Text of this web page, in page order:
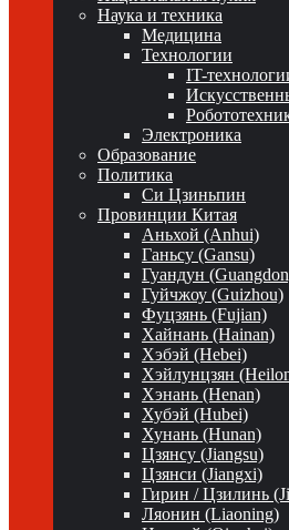
Наука и техника
Медицина
Технологии
IT-
Электроника
Образование
Политика
Си Цзиньпин
Провинции Китая
Аньхой (Anhui)
Ганьсу (Gansu)
Гуандун
Гуйчжоу (Guizhou)
Фуцзянь (Fujian)
Хайнань (Hainan)
Хэбэй (Hebei)
Хэйлунцзян
Хэнань (Henan)
Хубэй (Hubei)
Хунань (Hunan)
Цзянсу (Jiangsu)
Цзянси (Jiangxi)
Гирин / Цзилинь
Ляонин (Liaoning)